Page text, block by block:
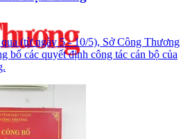
(từ ngày 5 - 10/5), Sở Công Thương
bố các quyết định công tác cán bộ của